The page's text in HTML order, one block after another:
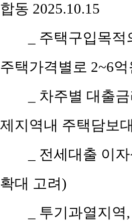
합동 2025.10.15
_ 주택구입목
주택가격별로 2~6
_ 차주별 대출
제지역내 주택담보
_ 전세대출 이
확대 고려)
_ 투기과열지